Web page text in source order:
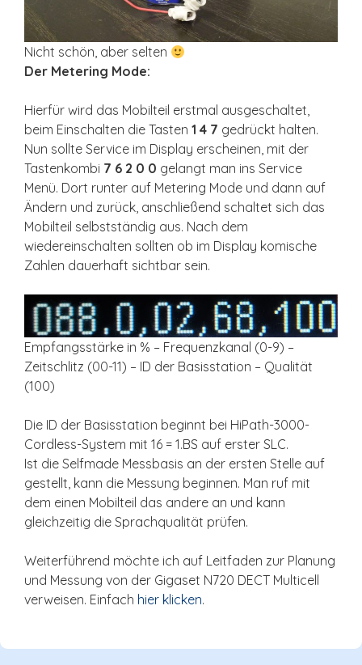
Nicht schön, aber selten
Der Metering Mode:
Hierfür wird das Mobilteil erstmal ausgeschaltet,
beim Einschalten die Tasten 1 4 7 gedrückt halten.
Nun sollte Service im Display erscheinen, mit der
Tastenkombi 7 6 2 0 0 gelangt man ins Service
Menü. Dort runter auf Metering Mode und dann auf
Ändern und zurück, anschließend schaltet sich das
Mobilteil selbstständig aus. Nach dem
wiedereinschalten sollten ob im Display komische
Zahlen dauerhaft sichtbar sein.
Empfangsstärke in % – Frequenzkanal (0-9) –
Zeitschlitz (00-11) – ID der Basisstation – Qualität
(100)
Die ID der Basisstation beginnt bei HiPath-3000-
Cordless-System mit 16 = 1.BS auf erster SLC.
Ist die Selfmade Messbasis an der ersten Stelle auf
gestellt, kann die Messung beginnen. Man ruf mit
dem einen Mobilteil das andere an und kann
gleichzeitig die Sprachqualität prüfen.
Weiterführend möchte ich auf Leitfaden zur Planung
und Messung von der Gigaset N720 DECT Multicell
verweisen. Einfach hier klicken.